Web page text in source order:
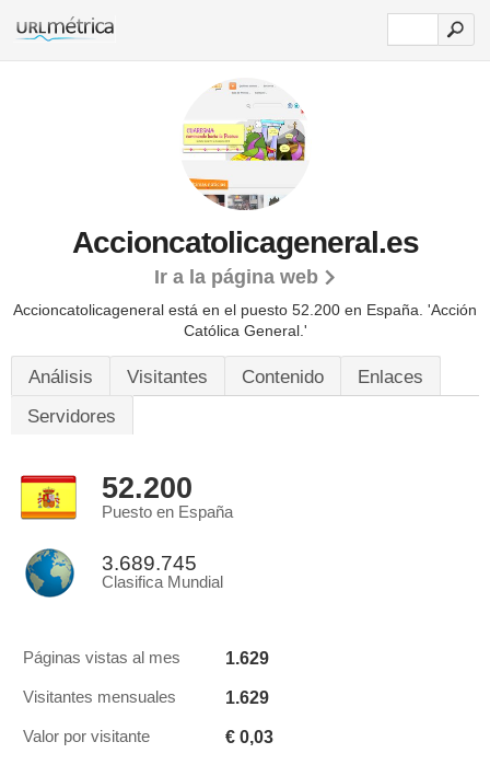
Accioncatolicageneral.es
Ir a la página web
Accioncatolicageneral está en el puesto 52.200 en España. 'Acción
Católica General.'
Análisis Visitantes Contenido
Enlaces
Servidores
52.200
Puesto en España
3.689.745
Clasifica Mundial
Páginas vistas al mes 1.629
Visitantes mensuales 1.629
Valor por visitante € 0,03